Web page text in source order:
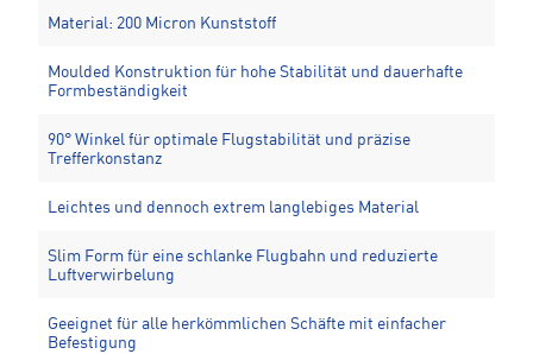
Material: 200 Micron Kunststoff
Moulded Konstruktion für hohe Stabilität und dauerhafte
Formbeständigkeit
90° Winkel für optimale Flugstabilität und präzise
Trefferkonstanz
Leichtes und dennoch extrem langlebiges Material
Slim Form für eine schlanke Flugbahn und reduzierte
Luftverwirbelung
Geeignet für alle herkömmlichen Schäfte mit einfacher
Befestigung